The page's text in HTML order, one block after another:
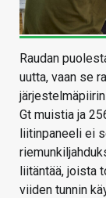
Raudan
uutta, vaan se
Gt muistia ja
liitinpaneeli ei
liitäntää, joista
viiden tunnin